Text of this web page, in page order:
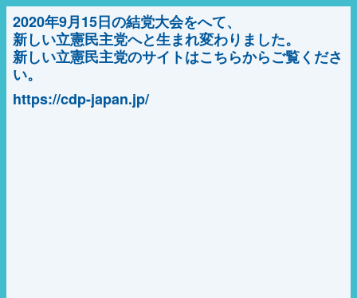
2020年9月15日の結党大会をへて、
新しい立憲民主党へと生まれ変わりました。
新しい立憲民主党のサイトはこちらからご覧くださ
い。
https://cdp-japan.jp/